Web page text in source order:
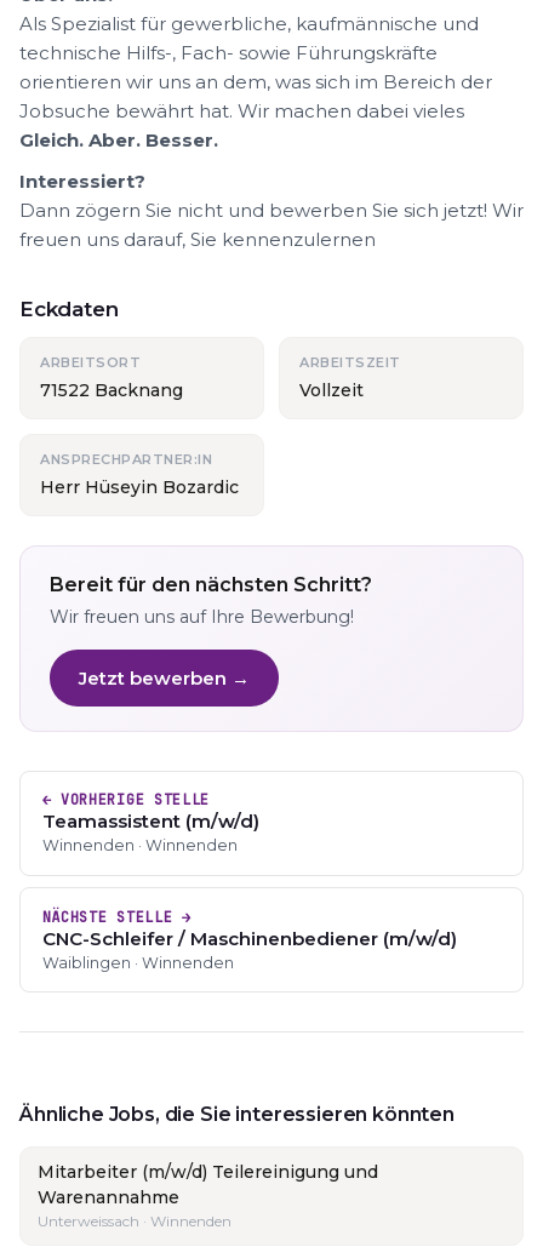
Als Spezialist für gewerbliche, kaufmännische und
technische Hilfs-, Fach- sowie Führungskräfte
orientieren wir uns an dem, was sich im Bereich der
Jobsuche bewährt hat. Wir machen dabei vieles
Gleich. Aber. Besser.
Interessiert?
Dann zögern Sie nicht und bewerben Sie sich jetzt! Wir
freuen uns darauf, Sie kennenzulernen
Eckdaten
ARBEITSORT
71522 Backnang
ARBEITSZEIT
Vollzeit
ANSPRECHPARTNER:IN
Herr Hüseyin Bozardic
Bereit für den nächsten Schritt?
Wir freuen uns auf Ihre Bewerbung!
Jetzt bewerben →
← VORHERIGE STELLE
Teamassistent (m/w/d)
Winnenden · Winnenden
NÄCHSTE STELLE →
CNC-Schleifer / Maschinenbediener (m/w/d)
Waiblingen · Winnenden
Ähnliche Jobs, die Sie interessieren könnten
Mitarbeiter (m/w/d) Teilereinigung und
Warenannahme
Unterweissach · Winnenden